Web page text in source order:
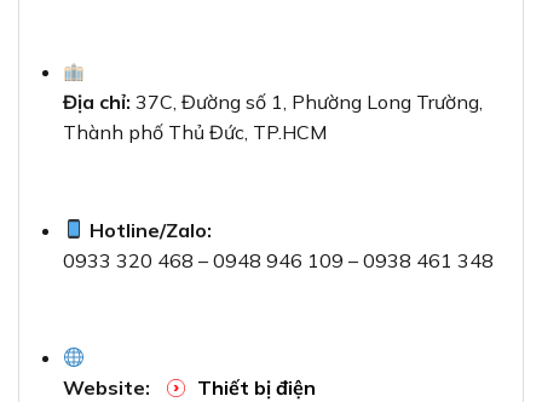
Địa chỉ: 37C, Đường số 1, Phường Long Trường,
Thành phố Thủ Đức, TP.HCM
Hotline/Zalo:
0933 320 468 – 0948 946 109 – 0938 461 348
Website:
Thiết bị điện